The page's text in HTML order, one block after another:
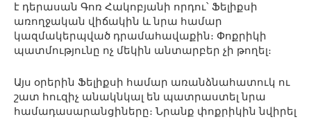
է դերասան Գոռ Հակոբյանի որդու՝ Ֆելիքսի
առողջական վիճակին և նրա համար
կազմակերպված դրամահավաքին։ Փոքրիկի
պատմությունը ոչ մեկին անտարբեր չի թողել։
Այս օրերին Ֆելիքսի համար առանձնահատուկ ու
շատ հուզիչ անակնկալ են պատրաստել նրա
համադասարանցիները։ Նրանք փոքրիկին նվիրել